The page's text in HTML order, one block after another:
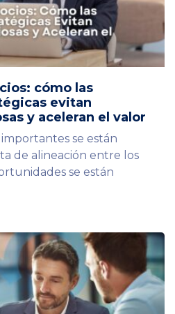
cómo las
evitan
y aceleran el valor
se están
de alineación entre los
se están